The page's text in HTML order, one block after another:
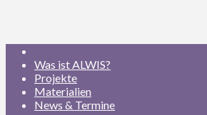
Was ist ALWIS?
Projekte
Materialien
News & Termine